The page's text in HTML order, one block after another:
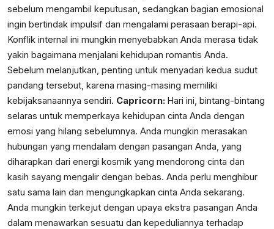
sebelum mengambil keputusan, sedangkan bagian emosional
ingin bertindak impulsif dan mengalami perasaan berapi-api.
Konflik internal ini mungkin menyebabkan Anda merasa tidak
yakin bagaimana menjalani kehidupan romantis Anda.
Sebelum melanjutkan, penting untuk menyadari kedua sudut
pandang tersebut, karena masing-masing memiliki
kebijaksanaannya sendiri. Capricorn: Hari ini, bintang-bintang
selaras untuk memperkaya kehidupan cinta Anda dengan
emosi yang hilang sebelumnya. Anda mungkin merasakan
hubungan yang mendalam dengan pasangan Anda, yang
diharapkan dari energi kosmik yang mendorong cinta dan
kasih sayang mengalir dengan bebas. Anda perlu menghibur
satu sama lain dan mengungkapkan cinta Anda sekarang.
Anda mungkin terkejut dengan upaya ekstra pasangan Anda
dalam menawarkan sesuatu dan kepeduliannya terhadap